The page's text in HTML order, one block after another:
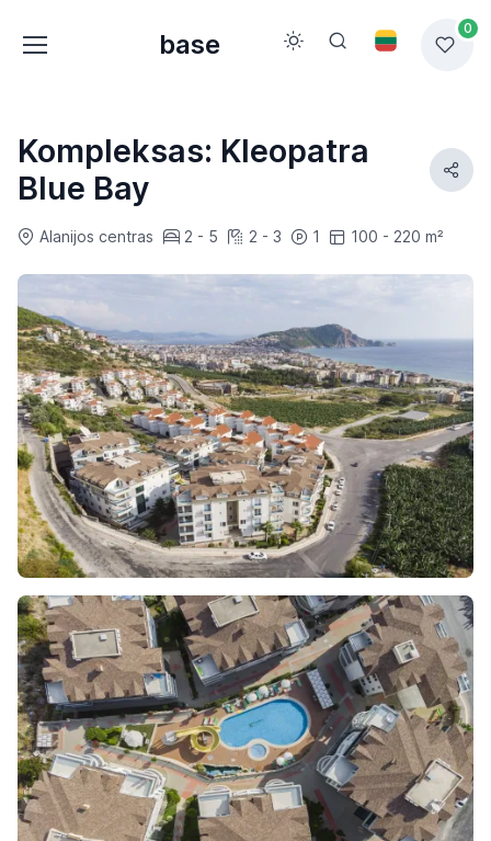
base
0
Kompleksas: Kleopatra
Blue Bay
Alanijos centras 2 - 5 2 - 3 1 100 - 220 m²